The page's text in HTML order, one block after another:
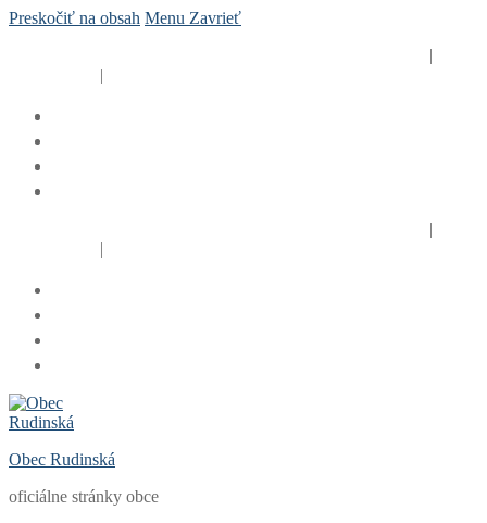
Preskočiť na obsah Menu Zavrieť
|
|
|
|
Obec Rudinská
oficiálne stránky obce